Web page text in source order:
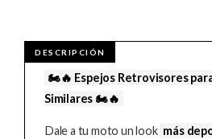
🏍️🔥 Espejos Retrovisores
Similares 🏍️🔥
Dale a tu moto un look más